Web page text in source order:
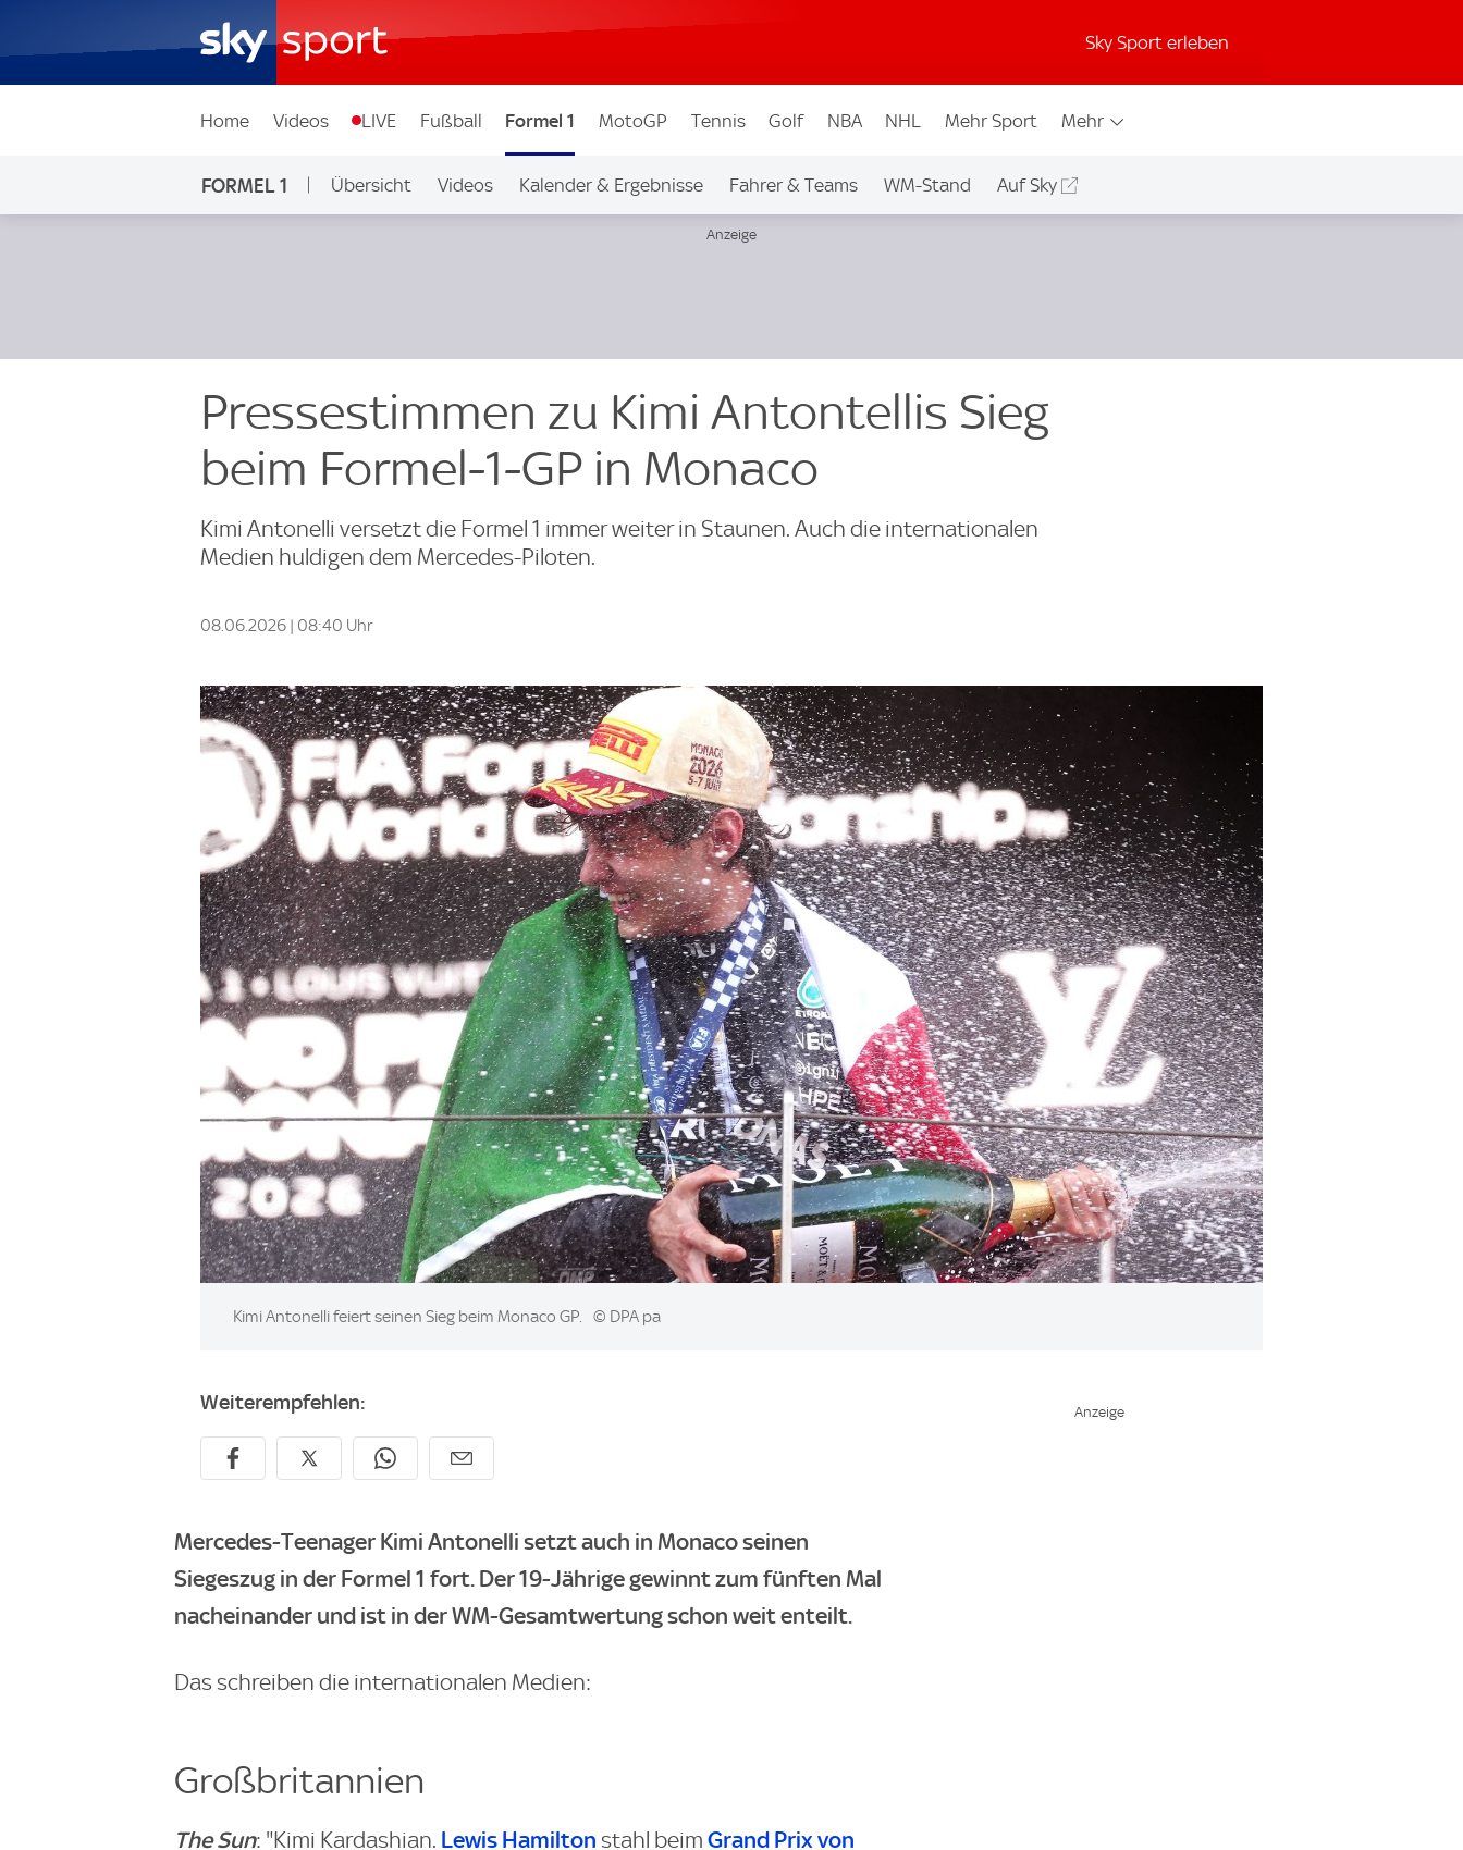
Sky Sport erleben
Home Videos LIVE Fußball Formel 1 MotoGP Tennis Golf NBA NHL Mehr Sport Mehr
FORMEL 1 Übersicht Videos Kalender & Ergebnisse Fahrer & Teams WM-Stand Auf Sky
Pressestimmen zu Kimi Antontellis Sieg
beim Formel-1-GP in Monaco
Kimi Antonelli versetzt die Formel 1 immer weiter in Staunen. Auch die internationalen
Medien huldigen dem Mercedes-Piloten.
08.06.2026 | 08:40 Uhr
Image:
Kimi Antonelli feiert seinen Sieg beim Monaco GP. © DPA pa
Weiterempfehlen:
Mercedes-Teenager Kimi Antonelli setzt auch in Monaco seinen
Siegeszug in der Formel 1 fort. Der 19-Jährige gewinnt zum fünften Mal
nacheinander und ist in der WM-Gesamtwertung schon weit enteilt.
Das schreiben die internationalen Medien:
Großbritannien
The Sun: "Kimi Kardashian. Lewis Hamilton stahl beim Grand Prix von